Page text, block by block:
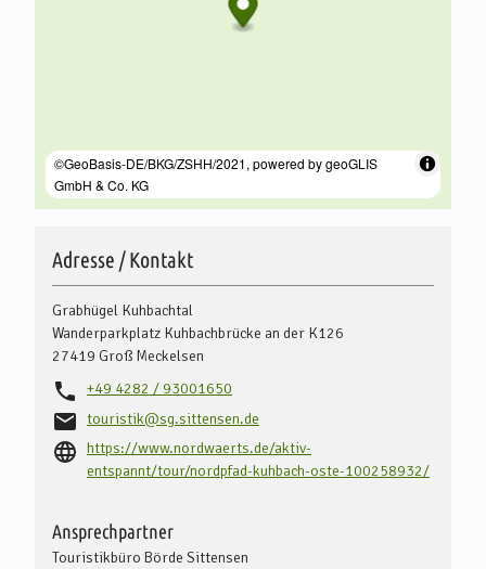
Adresse / Kontakt
Grabhügel Kuhbachtal
Wanderparkplatz Kuhbachbrücke an der K126
27419 Groß Meckelsen
+49 4282 / 93001650
touristik@sg.sittensen.de
https://www.nordwaerts.de/aktiv-
entspannt/tour/nordpfad-kuhbach-oste-100258932/
Ansprechpartner
Touristikbüro Börde Sittensen